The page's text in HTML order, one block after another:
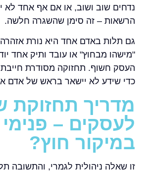
נדחים שוב ושוב, או אם אף אחד לא
הרשאות – זה סימן שהשגרה חלשה.
גם תלות באדם אחד היא נורת
"מישהו מבחוץ" או עובד ותיק אחד
העסק חשוף. תחזוקה מסודרת חייבת
כדי שידע לא יישאר בראש של אדם
מדריך תחזוקת
לעסקים – פנימי
במיקור חוץ?
זו שאלה ניהולית לגמרי, והתשובה